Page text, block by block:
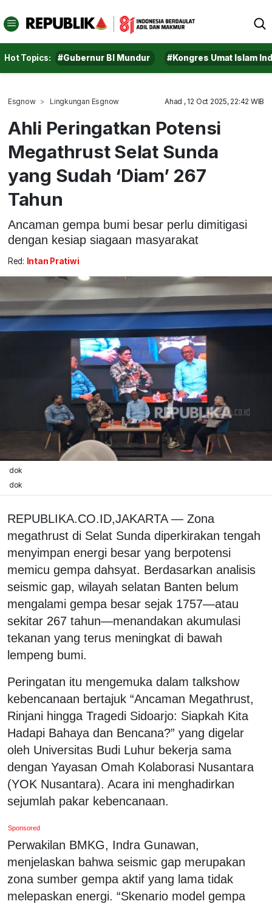
Hot Topics: #Gubernur BI Mundur #Kongres Umat Islam
Esgnow Lingkungan Esgnow Ahad , 12 Oct 2025, 22:42 WIB
Ahli Peringatkan Potensi
Megathrust Selat Sunda
yang Sudah ‘Diam’ 267
Tahun
Ancaman gempa bumi besar perlu dimitigasi
dengan kesiap siagaan masyarakat
Red: Intan Pratiwi
dok
dok
REPUBLIKA.CO.ID,JAKARTA — Zona
megathrust di Selat Sunda diperkirakan tengah
menyimpan energi besar yang berpotensi
memicu gempa dahsyat. Berdasarkan analisis
seismic gap, wilayah selatan Banten belum
mengalami gempa besar sejak 1757—atau
sekitar 267 tahun—menandakan akumulasi
tekanan yang terus meningkat di bawah
lempeng bumi.
Peringatan itu mengemuka dalam talkshow
kebencanaan bertajuk “Ancaman Megathrust,
Rinjani hingga Tragedi Sidoarjo: Siapkah Kita
Hadapi Bahaya dan Bencana?” yang digelar
oleh Universitas Budi Luhur bekerja sama
dengan Yayasan Omah Kolaborasi Nusantara
(YOK Nusantara). Acara ini menghadirkan
sejumlah pakar kebencanaan.
Sponsored
Perwakilan BMKG, Indra Gunawan,
menjelaskan bahwa seismic gap merupakan
zona sumber gempa aktif yang lama tidak
melepaskan energi. “Skenario model gempa